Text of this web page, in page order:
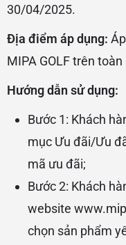
30/04/2025.
Địa điểm áp dụng:
MIPA GOLF trên toàn
Hướng dẫn sử dụng:
Bước 1: Khách
mục Ưu đãi/Ưu
mã ưu đãi;
Bước 2: Khách
website
chọn sản phẩm